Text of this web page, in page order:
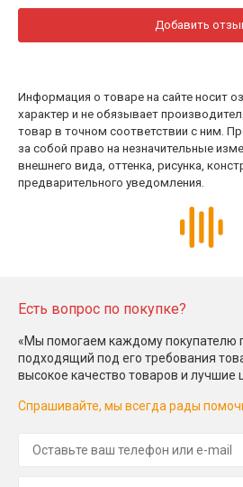
Добавить
Информация о товаре на сайте носит
характер и не обязывает
товар в точном соответствии с ним.
за собой право на незначительные
внешнего вида, оттенка, рисунка,
предварительного уведомления.
Есть вопрос по покупке?
«Мы помогаем каждому покупателю
подходящий под его требования
высокое качество товаров и лучшие
Спрашивайте, мы всегда рады